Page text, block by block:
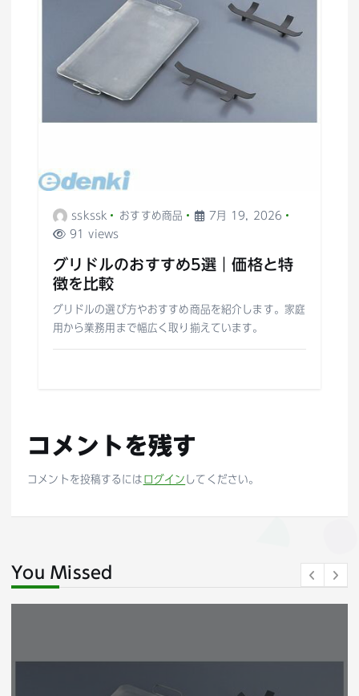
sskssk おすすめ商品
7月 19, 2026
91 views
グリドルのおすすめ5選｜価格と特
徴を比較
グリドルの選び方やおすすめ商品を紹介します。家庭
用から業務用まで幅広く取り揃えています。
コメントを残す
コメントを投稿するには ログイン してください。
You Missed